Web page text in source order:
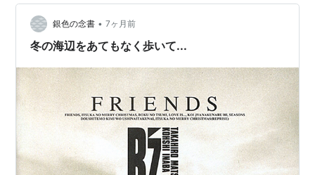
ともと韓国のスタバはフォローしてたのですが、もうシ
ョックと興奮で震えましたよ・・・。12月のあたまに釜
山行ったのにさ！！ 2026年の1月1日発売でしたかね？？
銀色の念書 • 7ヶ月前
冬の海辺をあてもなく歩いて...